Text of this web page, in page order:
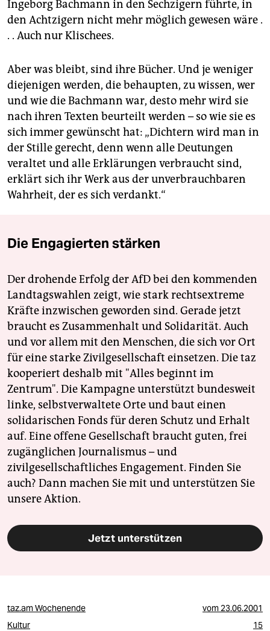
Ingeborg Bachmann in den Sechzigern führte, in
den Achtzigern nicht mehr möglich gewesen wäre .
. . Auch nur Klischees.
Aber was bleibt, sind ihre Bücher. Und je weniger
diejenigen werden, die behaupten, zu wissen, wer
und wie die Bachmann war, desto mehr wird sie
nach ihren Texten beurteilt werden – so wie sie es
sich immer gewünscht hat: „Dichtern wird man in
der Stille gerecht, denn wenn alle Deutungen
veraltet und alle Erklärungen verbraucht sind,
erklärt sich ihr Werk aus der unverbrauchbaren
Wahrheit, der es sich verdankt.“
Die Engagierten stärken
Der drohende Erfolg der AfD bei den kommenden
Landtagswahlen zeigt, wie stark rechtsextreme
Kräfte inzwischen geworden sind. Gerade jetzt
braucht es Zusammenhalt und Solidarität. Auch
und vor allem mit den Menschen, die sich vor Ort
für eine starke Zivilgesellschaft einsetzen. Die taz
kooperiert deshalb mit "Alles beginnt im
Zentrum". Die Kampagne unterstützt bundesweit
linke, selbstverwaltete Orte und baut einen
solidarischen Fonds für deren Schutz und Erhalt
auf. Eine offene Gesellschaft braucht guten, frei
zugänglichen Journalismus – und
zivilgesellschaftliches Engagement. Finden Sie
auch? Dann machen Sie mit und unterstützen Sie
unsere Aktion.
Jetzt unterstützen
taz.am Wochenende vom23.06.2001
Kultur
15